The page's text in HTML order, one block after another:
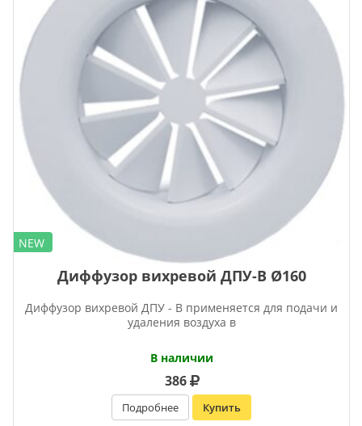
NEW
Диффузор вихревой ДПУ-В Ø160
Диффузор вихревой ДПУ - В применяется для подачи и
удаления воздуха в
В наличии
386
Подробнее Купить